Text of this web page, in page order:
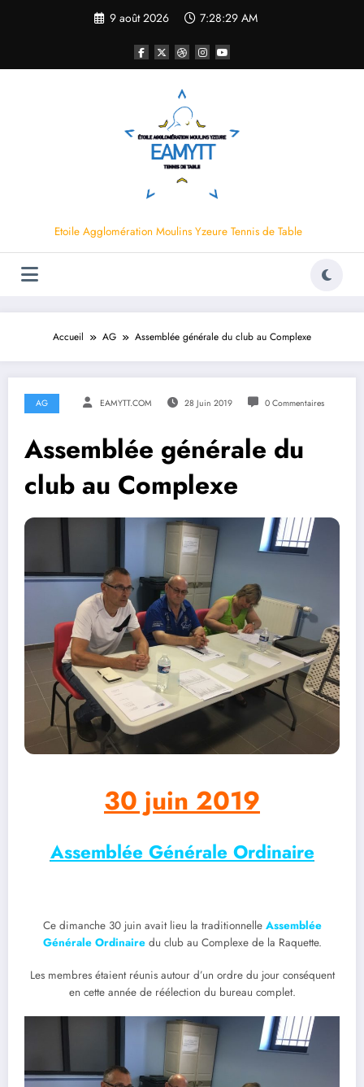
9 août 2026 7:28:30 AM
Etoile Agglomération Moulins Yzeure Tennis de Table
Accueil AG Assemblée générale du club au Complexe
AG EAMYTT.COM 28 Juin 2019 0 Commentaires
Assemblée générale du
club au Complexe
30 juin 2019
Assemblée Générale Ordinaire
Ce dimanche 30 juin avait lieu la traditionnelleAssemblée
Générale Ordinairedu club au Complexe de la Raquette.
Les membres étaient réunis autour d’un ordre du jour conséquent
en cette année de réélection du bureau complet.